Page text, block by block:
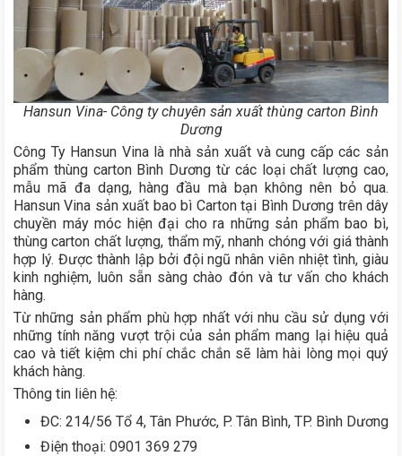
Hansun Vina- Công ty chuyên sản xuất thùng carton Bình
Dương
Công Ty Hansun Vina là nhà sản xuất và cung cấp các sản
phẩm thùng carton Bình Dương từ các loại chất lượng cao,
mẫu mã đa dạng, hàng đầu mà bạn không nên bỏ qua.
Hansun Vina sản xuất bao bì Carton tại Bình Dương trên dây
chuyền máy móc hiện đại cho ra những sản phẩm bao bì,
thùng carton chất lượng, thẩm mỹ, nhanh chóng với giá thành
hợp lý. Được thành lập bởi đội ngũ nhân viên nhiệt tình, giàu
kinh nghiệm, luôn sẵn sàng chào đón và tư vấn cho khách
hàng.
Từ những sản phẩm phù hợp nhất với nhu cầu sử dụng với
những tính năng vượt trội của sản phẩm mang lại hiệu quả
cao và tiết kiệm chi phí chắc chắn sẽ làm hài lòng mọi quý
khách hàng.
Thông tin liên hệ:
ĐC: 214/56 Tổ 4, Tân Phước, P. Tân Bình, TP. Bình Dương
Điện thoại: 0901 369 279